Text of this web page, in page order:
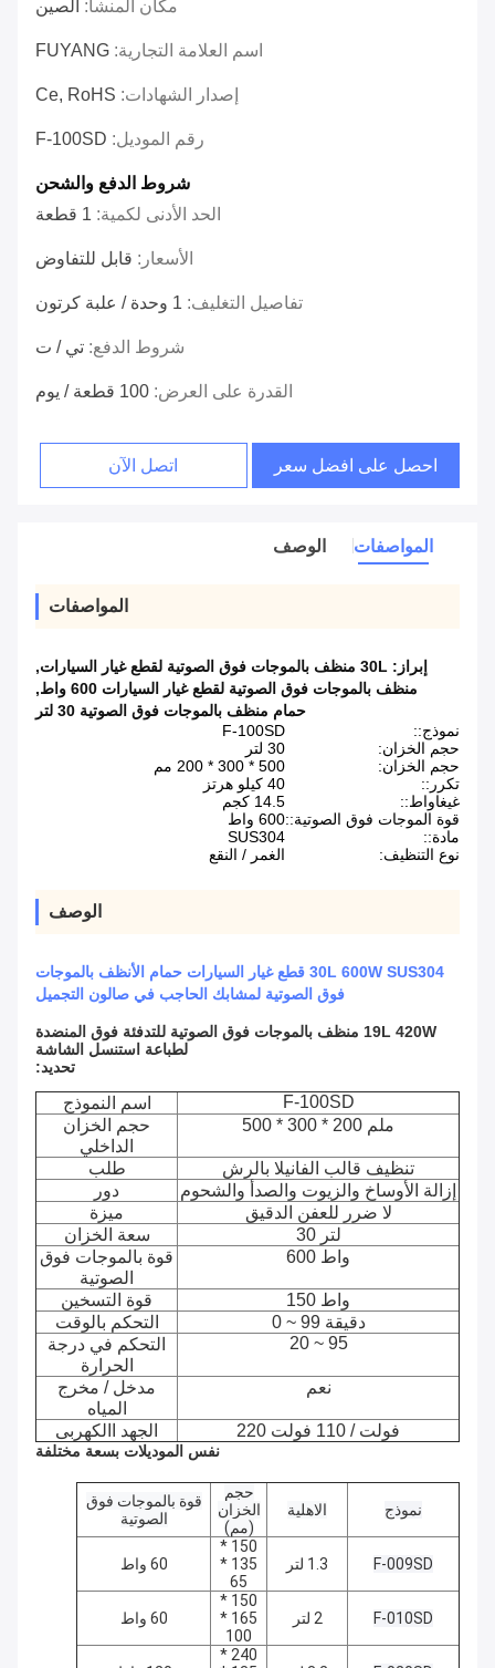
مكان المنشأ: الصين
اسم العلامة التجارية: FUYANG
إصدار الشهادات: Ce, RoHS
رقم الموديل: F-100SD
شروط الدفع والشحن
الحد الأدنى لكمية: 1 قطعة
الأسعار: قابل للتفاوض
تفاصيل التغليف: 1 وحدة / علبة كرتون
شروط الدفع: تي / ت
القدرة على العرض: 100 قطعة / يوم
احصل على افضل سعر اتصل الآن
المواصفات الوصف
المواصفات
إبراز: 30L منظف بالموجات فوق الصوتية لقطع غيار السيارات
,
منظف بالموجات فوق الصوتية لقطع غيار السيارات 600 واط
,
حمام منظف بالموجات فوق الصوتية 30 لتر
نموذج::
F-100SD
حجم الخزان:
30 لتر
حجم الخزان:
500 * 300 * 200 مم
تكرر::
40 كيلو هرتز
غيغاواط::
14.5 كجم
قوة الموجات فوق الصوتية::600 واط
مادة::
SUS304
نوع التنظيف:
الغمر / النقع
الوصف
30L 600W SUS304 قطع غيار السيارات حمام الأنظف بالموجات
فوق الصوتية لمشابك الحاجب في صالون التجميل
19L 420W منظف بالموجات فوق الصوتية للتدفئة فوق المنضدة
لطباعة استنسل الشاشة
تحديد:
اسم النموذج
F-100SD
حجم الخزان
الداخلي
500 * 300 * 200 ملم
طلب
تنظيف قالب الفانيلا بالرش
دور
إزالة الأوساخ والزيوت والصدأ والشحوم
ميزة
لا ضرر للعفن الدقيق
سعة الخزان
30 لتر
قوة بالموجات فوق
الصوتية
600 واط
قوة التسخين
150 واط
التحكم بالوقت
0 ~ 99 دقيقة
التحكم في درجة
الحرارة
20 ~ 95
مدخل / مخرج
المياه
نعم
الجهد االكهربى 220 فولت / 110 فولت
نفس الموديلات بسعة مختلفة
نموذج الاهلية
حجم
الخزان
(مم)
قوة بالموجات فوق
الصوتية
F-009SD 1.3 لتر
150 *
135 *
65
60 واط
F-010SD 2 لتر
150 *
165 *
100
60 واط
240 *